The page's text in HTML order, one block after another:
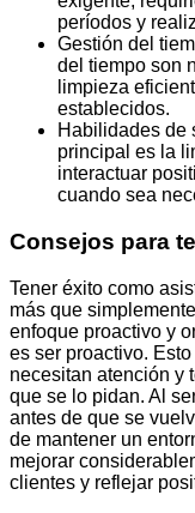
períodos y
Gestión del
del tiempo son
limpieza
establecidos.
Habilidades de
principal es la
interactuar
cuando sea
Consejos para
Tener éxito como
más que
enfoque proactivo y
es ser proactivo.
necesitan atención y
que se lo pidan. Al
antes de que se
de mantener un
mejorar
clientes y reflejar